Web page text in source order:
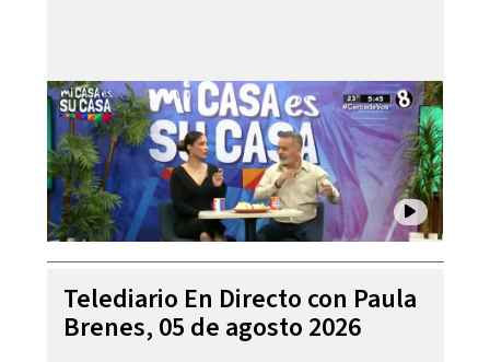
Telediario En Directo con Paula
Brenes, 05 de agosto 2026